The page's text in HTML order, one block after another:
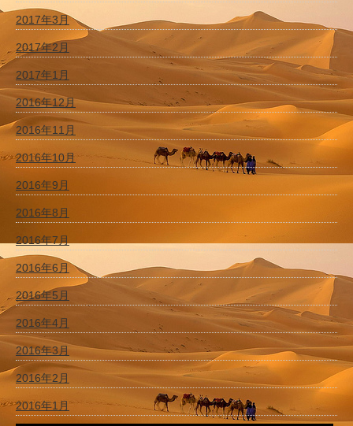
2017年3月
2017年2月
2017年1月
2016年12月
2016年11月
2016年10月
2016年9月
2016年8月
2016年7月
2016年6月
2016年5月
2016年4月
2016年3月
2016年2月
2016年1月